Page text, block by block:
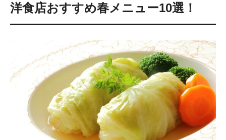
洋食店おすすめ春メニュー10選！